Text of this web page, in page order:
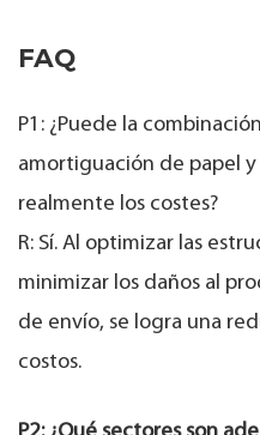
FAQ
P1: ¿Puede la
amortiguación de papel
realmente los costes?
R: Sí. Al optimizar las
minimizar los daños al
de envío, se logra una
costos.